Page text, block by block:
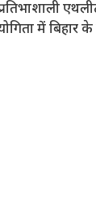
में बिहार